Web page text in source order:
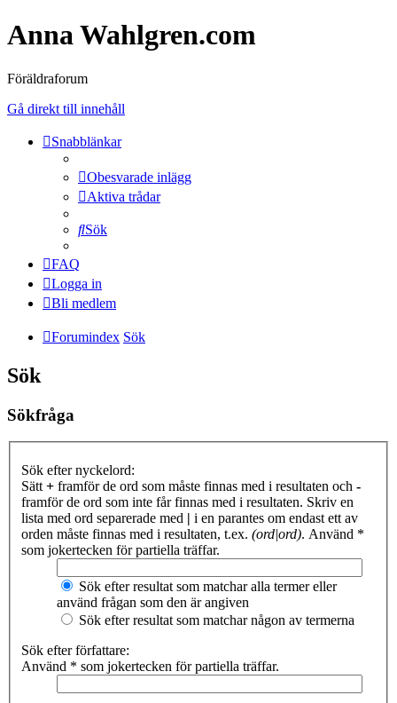
Anna Wahlgren.com
Föräldraforum
Gå direkt till innehåll
Snabblänkar
Obesvarade inlägg
Aktiva trådar
Sök
FAQ
Logga in
Bli medlem
Forumindex Sök
Sök
Sökfråga
Sök efter nyckelord:
Sätt + framför de ord som måste finnas med i resultaten och -
framför de ord som inte får finnas med i resultaten. Skriv en
lista med ord separerade med | i en parantes om endast ett av
orden måste finnas med i resultaten, t.ex. (ord|ord). Använd *
som jokertecken för partiella träffar.
Sök efter resultat som matchar alla termer eller
använd frågan som den är angiven
Sök efter resultat som matchar någon av termerna
Sök efter författare:
Använd * som jokertecken för partiella träffar.